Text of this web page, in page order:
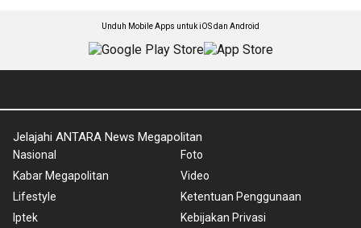
Unduh Mobile Apps untuk iOS dan Android
Jelajahi ANTARA News Megapolitan
Nasional
Kabar Megapolitan
Lifestyle
Iptek
Foto
Video
Ketentuan Penggunaan
Kebijakan Privasi